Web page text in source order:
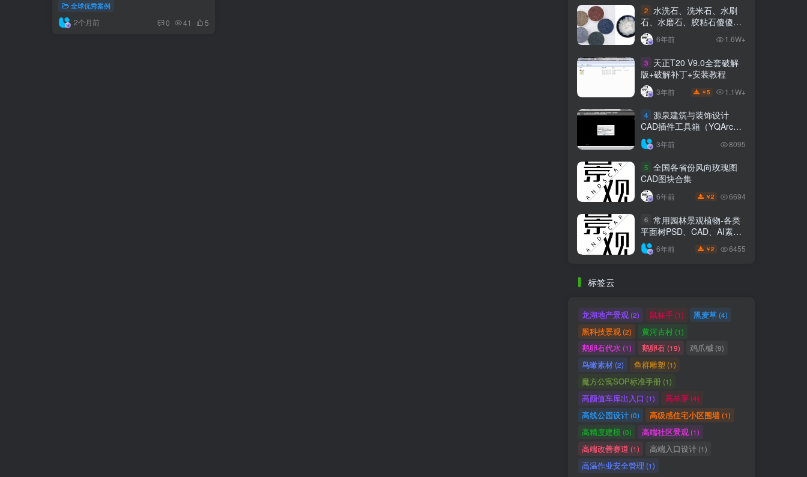
全球优秀案例
2个月前 0 41 5
2 水洗石、洗米石、水刷
石、水磨石、胶粘石傻傻分
不清楚
6年前 1.6W+
3
天正T20 V9.0全套破解
版+破解补丁+安装教程
3年前 ￥5 1.1W+
4 源泉建筑与装饰设计
CAD插件工具箱（YQArch
6.7.4）
3年前 8095
5 全国各省份风向玫瑰图
CAD图块合集
6年前 ￥2 6694
6 常用园林景观植物-各类
平面树PSD、CAD、AI素材
线稿
6年前 ￥2 6455
标签云
龙湖地产景观 (2) 鼠标手(1) 黑麦草(4)
黑科技景观 (2) 黄河古村(1)
鹅卵石代水(1) 鹅卵石(19) 鸡爪槭(9)
鸟瞰素材(2) 鱼群雕塑 (1)
魔方公寓SOP标准手册 (1)
高颜值车库出入口 (1) 高羊茅(4)
高线公园设计(0) 高级感住宅小区围墙(1)
高精度建模(0) 高端社区景观 (1)
高端改善赛道 (1) 高端入口设计(1)
高温作业安全管理 (1)